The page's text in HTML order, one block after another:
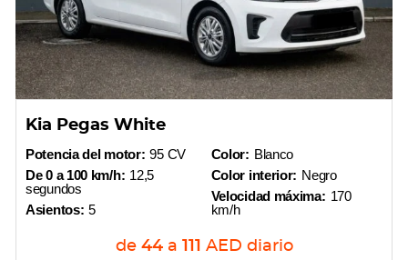
Kia Pegas White
Potencia del motor: 95 CV
De 0 a 100 km/h: 12,5
segundos
Asientos: 5
Color: Blanco
Color interior: Negro
Velocidad máxima: 170
km/h
de 44 a 111 AED diario